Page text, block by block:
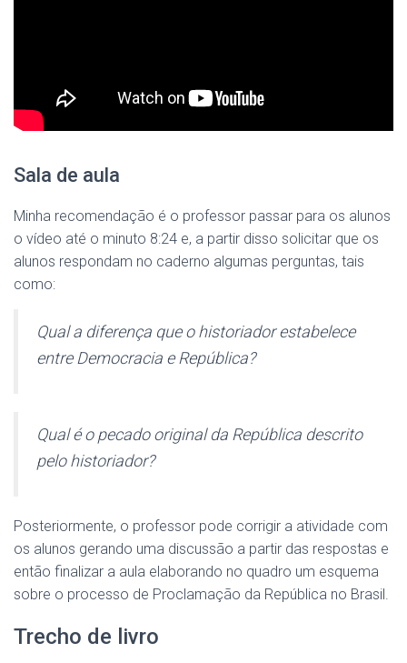
Sala de aula
Minha recomendação é o professor passar para os alunos
o vídeo até o minuto 8:24 e, a partir disso solicitar que os
alunos respondam no caderno algumas perguntas, tais
como:
Qual a diferença que o historiador estabelece
entre Democracia e República?
Qual é o pecado original da República descrito
pelo historiador?
Posteriormente, o professor pode corrigir a atividade com
os alunos gerando uma discussão a partir das respostas e
então finalizar a aula elaborando no quadro um esquema
sobre o processo de Proclamação da República no Brasil.
Trecho de livro